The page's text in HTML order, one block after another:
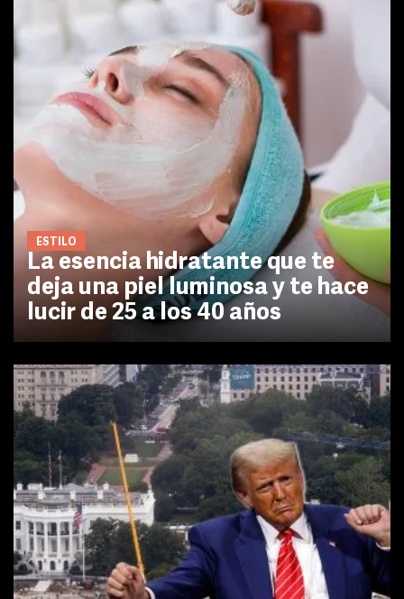
ESTILO
La esencia hidratante que te
deja una piel luminosa y te hace
lucir de 25 a los 40 años